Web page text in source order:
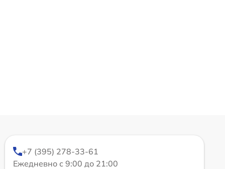
+7 (395) 278-33-61
Ежедневно с 9:00 до 21:00